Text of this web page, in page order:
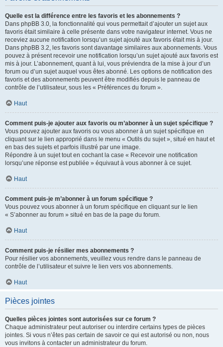
Quelle est la différence entre les favoris et les abonnements ?
Dans phpBB 3.0, la fonctionnalité qui vous permettait d’ajouter un sujet aux
favoris était similaire à celle présente dans votre navigateur internet. Vous ne
receviez aucune notification lorsqu’un sujet ajouté aux favoris était mis à jour.
Dans phpBB 3.2, les favoris sont davantage similaires aux abonnements. Vous
pouvez à présent recevoir une notification lorsqu’un sujet ajouté aux favoris est
mis à jour. L’abonnement, quant à lui, vous préviendra de la mise à jour d’un
forum ou d’un sujet auquel vous êtes abonné. Les options de notification des
favoris et des abonnements peuvent être modifiés depuis le panneau de
contrôle de l’utilisateur, sous les « Préférences du forum ».
Haut
Comment puis-je ajouter aux favoris ou m’abonner à un sujet spécifique ?
Vous pouvez ajouter aux favoris ou vous abonner à un sujet spécifique en
cliquant sur le lien approprié dans le menu « Outils du sujet », situé en haut et
en bas des sujets et parfois illustré par une image.
Répondre à un sujet tout en cochant la case « Recevoir une notification
lorsqu’une réponse est publiée » équivaut à vous abonner à ce sujet.
Haut
Comment puis-je m’abonner à un forum spécifique ?
Vous pouvez vous abonner à un forum spécifique en cliquant sur le lien
« S’abonner au forum » situé en bas de la page du forum.
Haut
Comment puis-je résilier mes abonnements ?
Pour résilier vos abonnements, veuillez vous rendre dans le panneau de
contrôle de l’utilisateur et suivre le lien vers vos abonnements.
Haut
Pièces jointes
Quelles pièces jointes sont autorisées sur ce forum ?
Chaque administrateur peut autoriser ou interdire certains types de pièces
jointes. Si vous n’êtes pas certain de savoir ce qui est autorisé ou non, nous
vous invitons à contacter un administrateur du forum.